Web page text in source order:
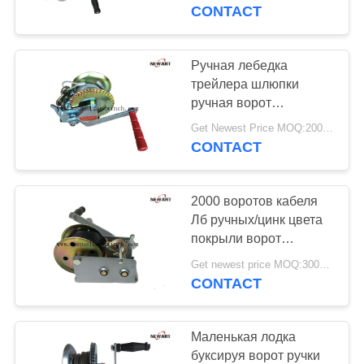
КАЧЕСТВО
УПРАВЛЕНИЯ
СВЯЗАТЬСЯ
СПРОСИТЕ
ЦИТАТУ
Ворот шестерни
Блок тросового
шкива
CONTACT
Ручная лебедка
трейлера шлюпки
ручная ворот
маленькой лодки 1400
Лб для шлюпки
Get Newest Price MOQ:200pcs
CONTACT
2000 воротов кабеля
Лб ручных/цинк цвета
покрыли ворот
трейлера шлюпки с
ремнем
CONTACT
Маленькая лодка
буксируя ворот ручки